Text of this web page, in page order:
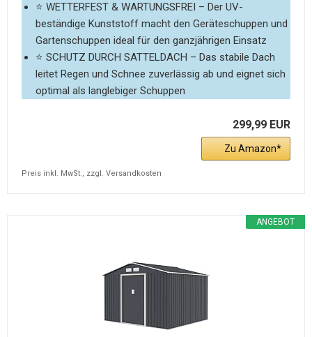
⭐ WETTERFEST & WARTUNGSFREI – Der UV-
beständige Kunststoff macht den Geräteschuppen und
Gartenschuppen ideal für den ganzjährigen Einsatz
⭐ SCHUTZ DURCH SATTELDACH – Das stabile Dach
leitet Regen und Schnee zuverlässig ab und eignet sich
optimal als langlebiger Schuppen
299,99 EUR
Zu Amazon
Preis inkl. MwSt., zzgl. Versandkosten
ANGEBOT